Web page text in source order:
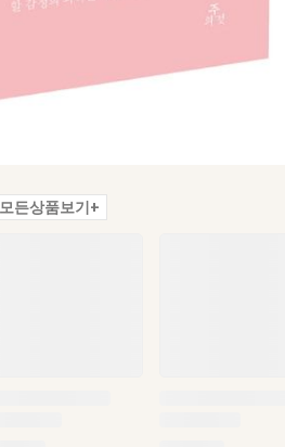
모든상품보기+